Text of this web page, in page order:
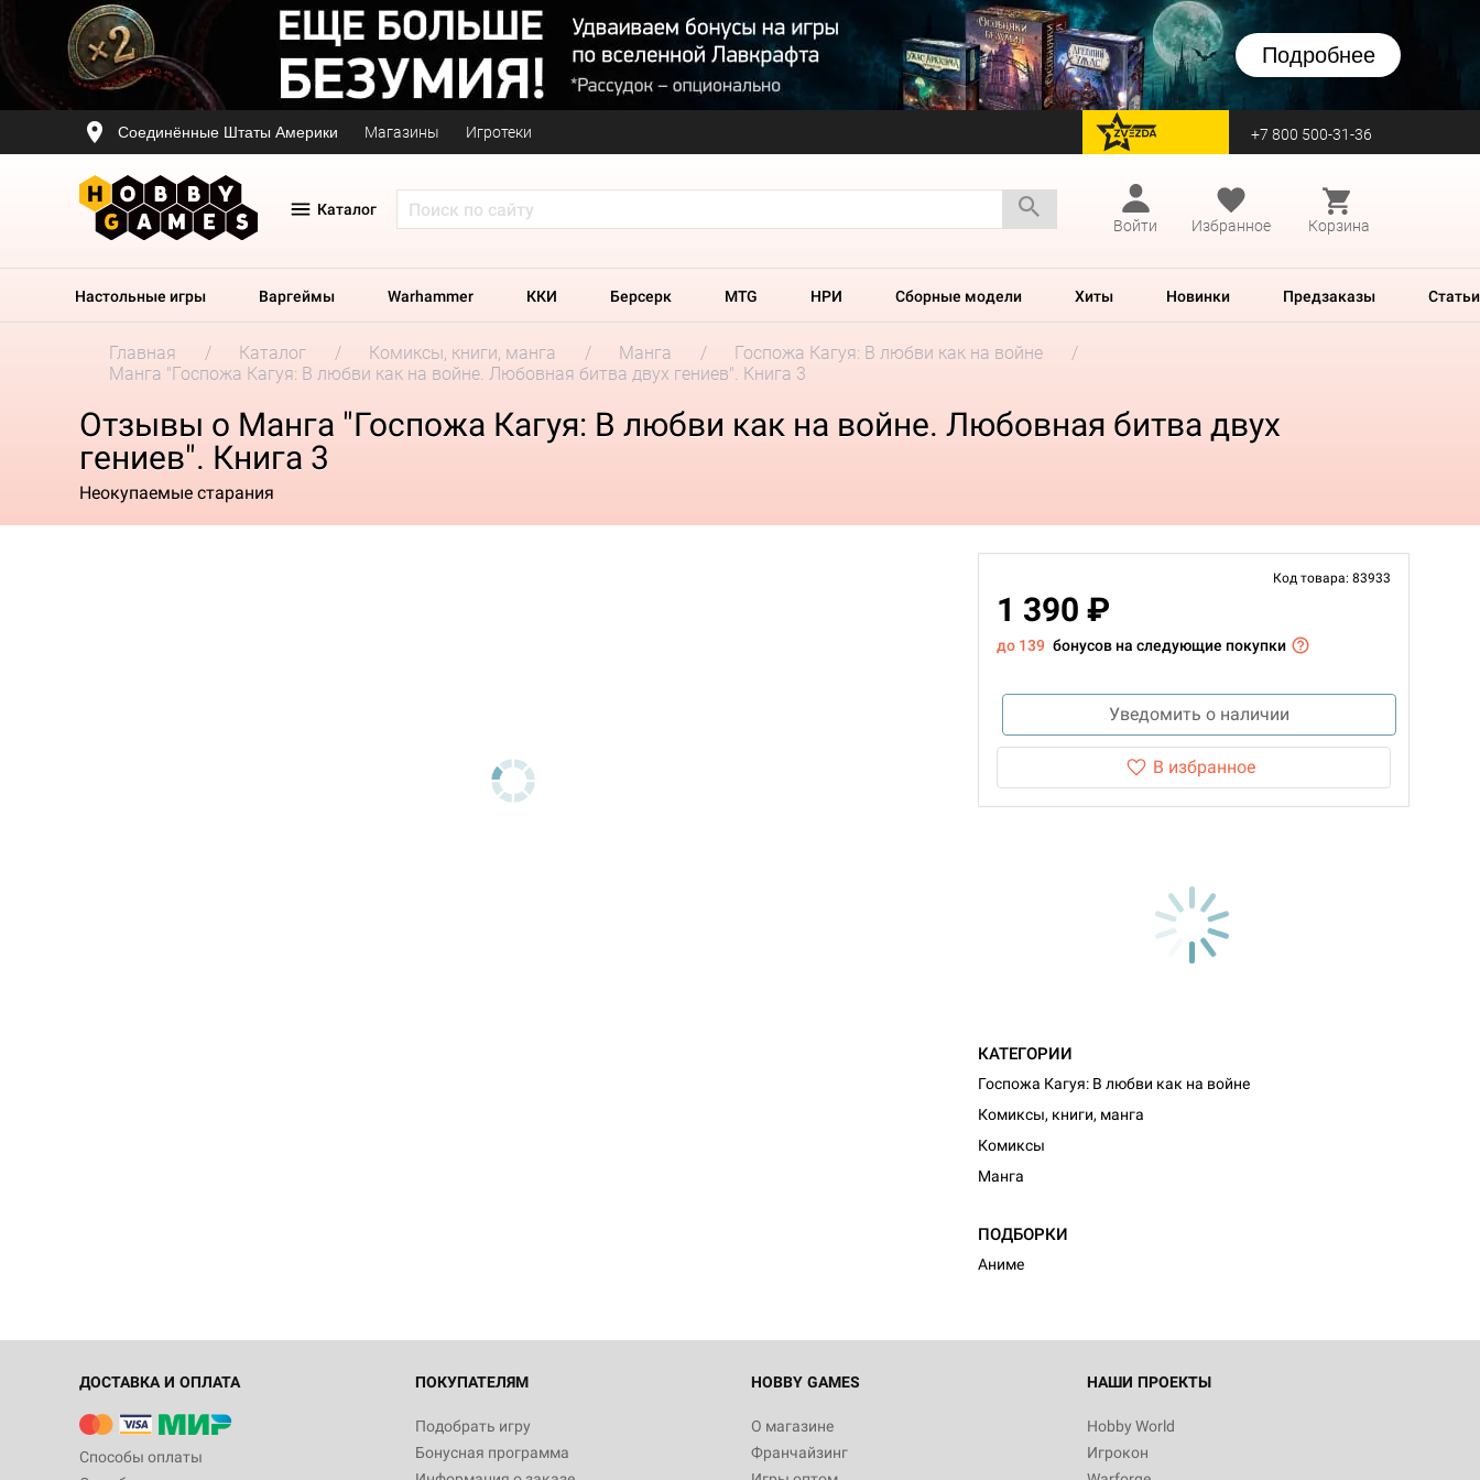
Подробнее
Соединённые Штаты Америки Магазины Игротеки перейти на Zvezda +7 800 500-31-36
Каталог
Войти
Избранное Корзина
Настольные игры Варгеймы Warhammer ККИ Берсерк MTG НРИ Сборные модели Хиты Новинки Предзаказы Статьи
Главная Каталог Комиксы, книги, манга Манга
Госпожа Кагуя: В любви как на войне
Манга "Госпожа Кагуя: В любви как на войне. Любовная битва двух гениев". Книга 3
Отзывы о Манга "Госпожа Кагуя: В любви как на войне. Любовная битва двух
гениев". Книга 3
Неокупаемые старания
Код товара: 83933
1 390 ₽
до 139 бонусов на следующие покупки
Уведомить о наличии
В избранное
КАТЕГОРИИ
Госпожа Кагуя: В любви как на войне
Комиксы, книги, манга
Комиксы
Манга
ПОДБОРКИ
Аниме
ДОСТАВКА И ОПЛАТА
Способы оплаты
ПОКУПАТЕЛЯМ
Подобрать игру
Бонусная программа
HOBBY GAMES
О магазине
Франчайзинг
НАШИ ПРОЕКТЫ
Hobby World
Игрокон